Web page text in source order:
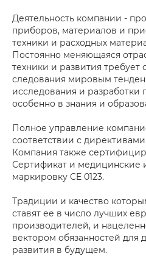
Деятельность компании -
приборов, материалов и
техники и расходных
Постоянно меняющаяся
техники и развития требует
следования мировым
исследования и разработки
особенно в знания и
Полное управление
соответствии с
Компания также
Сертификат и медицинские
маркировку CE 0123.
Традиции и качество
ставят ее в число лучших
производителей, и
вектором обязанностей для
развития в будущем.